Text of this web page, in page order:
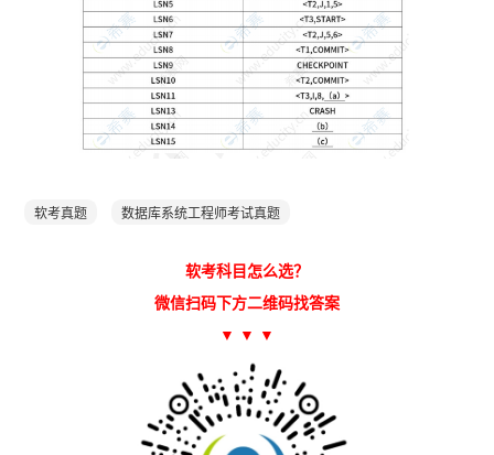
软考真题 数据库系统工程师考试真题
软考科目怎么选？
微信扫码下方二维码找答案
▼ ▼ ▼